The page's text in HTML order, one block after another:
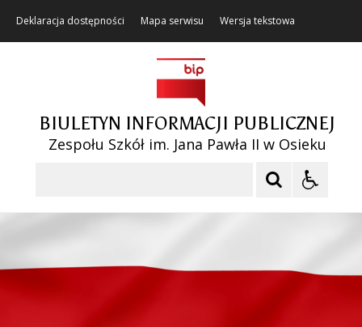
Deklaracja dostępności Mapa serwisu Wersja tekstowa
BIULETYN INFORMACJI PUBLICZNEJ
Zespołu Szkół im. Jana Pawła II w Osieku